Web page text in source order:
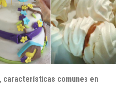
características comunes en